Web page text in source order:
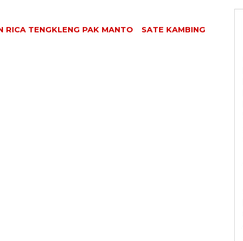
RICA TENGKLENG PAK MANTO SATE KAMBING